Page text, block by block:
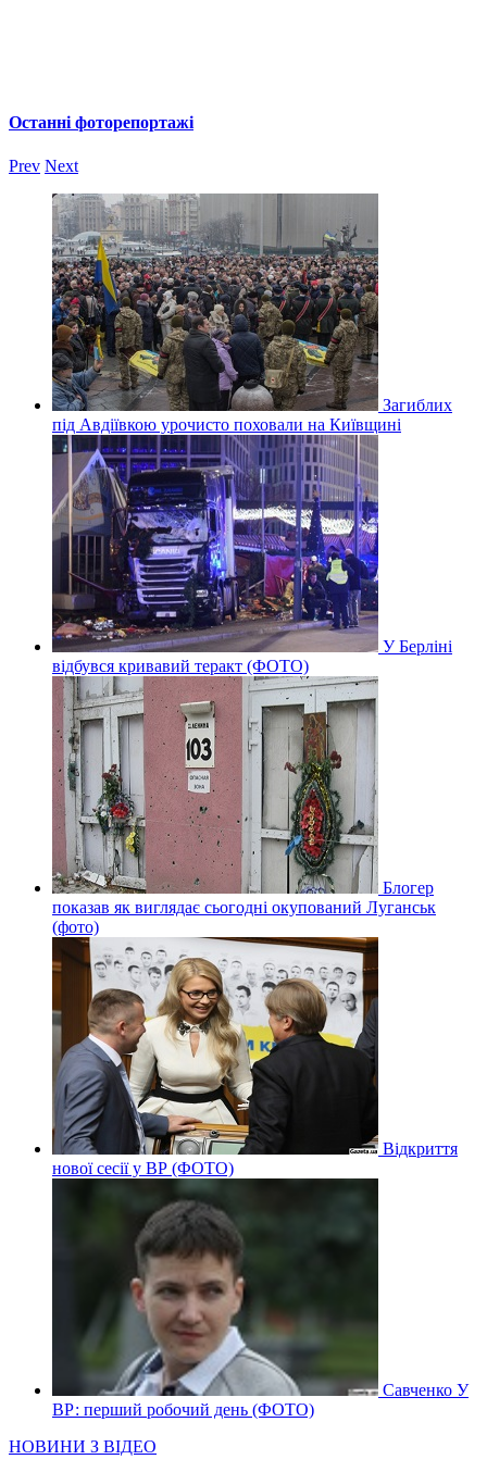
Останні фоторепортажі
Prev Next
Загиблих
під Авдіївкою урочисто поховали на Київщині
У Берліні
відбувся кривавий теракт (ФОТО)
Блогер
показав як виглядає сьогодні окупований Луганськ
(фото)
Відкриття
нової сесії у ВР (ФОТО)
Савченко У
ВР: перший робочий день (ФОТО)
НОВИНИ З ВІДЕО